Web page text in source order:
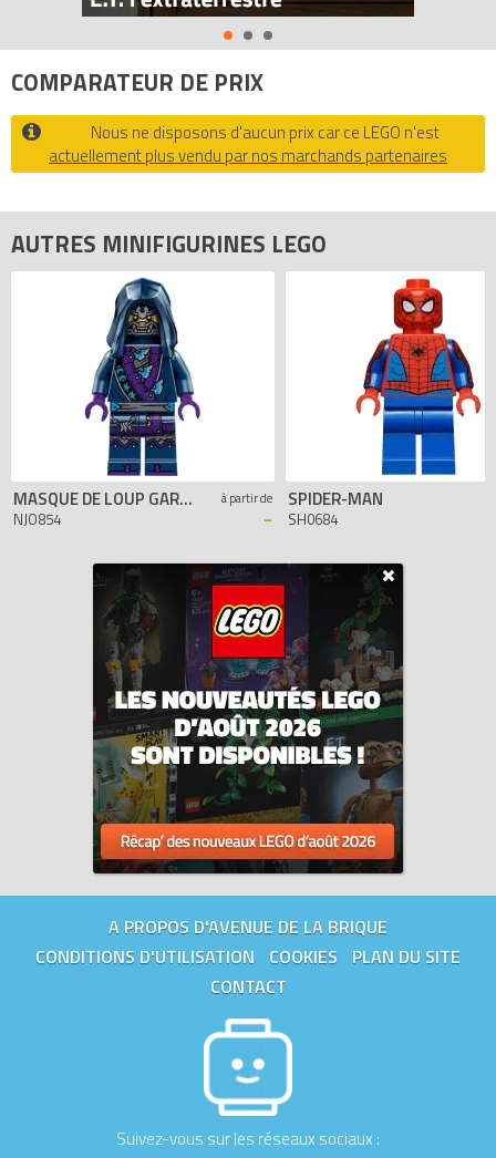
COMPARATEUR DE PRIX
Nous ne disposons d'aucun prix car ce LEGO n'est
actuellement plus vendu par nos marchands partenaires
AUTRES MINIFIGURINES LEGO
MASQUE DE LOUP GARDE
NJO854
à partir de
-
SPIDER-MAN
SH0684
A PROPOS D'AVENUE DE LA BRIQUE
CONDITIONS D'UTILISATION
COOKIES
PLAN DU SITE
CONTACT
Suivez-vous sur les réseaux sociaux :